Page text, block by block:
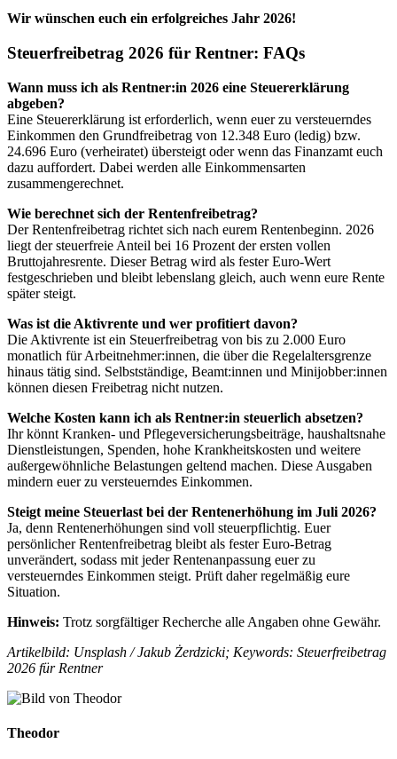
Wir wünschen euch ein erfolgreiches Jahr 2026!
Steuerfreibetrag 2026 für Rentner: FAQs
Wann muss ich als Rentner:in 2026 eine Steuererklärung
abgeben?
Eine Steuererklärung ist erforderlich, wenn euer zu versteuerndes
Einkommen den Grundfreibetrag von 12.348 Euro (ledig) bzw.
24.696 Euro (verheiratet) übersteigt oder wenn das Finanzamt euch
dazu auffordert. Dabei werden alle Einkommensarten
zusammengerechnet.
Wie berechnet sich der Rentenfreibetrag?
Der Rentenfreibetrag richtet sich nach eurem Rentenbeginn. 2026
liegt der steuerfreie Anteil bei 16 Prozent der ersten vollen
Bruttojahresrente. Dieser Betrag wird als fester Euro-Wert
festgeschrieben und bleibt lebenslang gleich, auch wenn eure Rente
später steigt.
Was ist die Aktivrente und wer profitiert davon?
Die Aktivrente ist ein Steuerfreibetrag von bis zu 2.000 Euro
monatlich für Arbeitnehmer:innen, die über die Regelaltersgrenze
hinaus tätig sind. Selbstständige, Beamt:innen und Minijobber:innen
können diesen Freibetrag nicht nutzen.
Welche Kosten kann ich als Rentner:in steuerlich absetzen?
Ihr könnt Kranken- und Pflegeversicherungsbeiträge, haushaltsnahe
Dienstleistungen, Spenden, hohe Krankheitskosten und weitere
außergewöhnliche Belastungen geltend machen. Diese Ausgaben
mindern euer zu versteuerndes Einkommen.
Steigt meine Steuerlast bei der Rentenerhöhung im Juli 2026?
Ja, denn Rentenerhöhungen sind voll steuerpflichtig. Euer
persönlicher Rentenfreibetrag bleibt als fester Euro-Betrag
unverändert, sodass mit jeder Rentenanpassung euer zu
versteuerndes Einkommen steigt. Prüft daher regelmäßig eure
Situation.
Hinweis: Trotz sorgfältiger Recherche alle Angaben ohne Gewähr.
Artikelbild: Unsplash / Jakub Żerdzicki; Keywords: Steuerfreibetrag
2026 für Rentner
Theodor